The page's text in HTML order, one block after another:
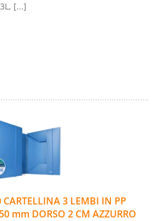
[...]
3 LEMBI IN PP
mm DORSO 2 CM AZZURRO